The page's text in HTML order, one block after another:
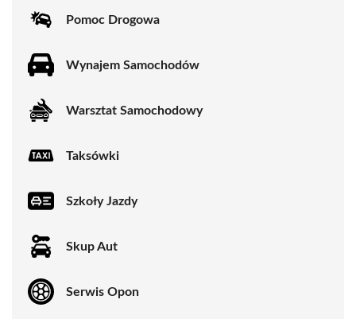
Pomoc Drogowa
Wynajem Samochodów
Warsztat Samochodowy
Taksówki
Szkoły Jazdy
Skup Aut
Serwis Opon